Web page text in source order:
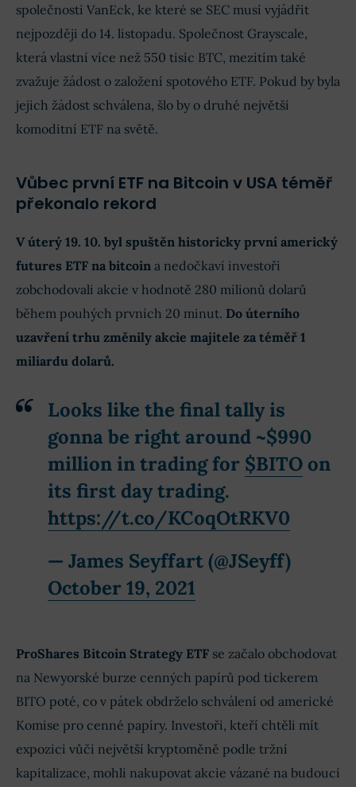
společnosti VanEck, ke které se SEC musí vyjádřit
nejpozději do 14. listopadu. Společnost Grayscale,
která vlastní více než 550 tisíc BTC, mezitím také
zvažuje žádost o založení spotového ETF. Pokud by byla
jejich žádost schválena, šlo by o druhé největší
komoditní ETF na světě.
Vůbec první ETF na Bitcoin v USA téměř
překonalo rekord
V úterý 19. 10. byl spuštěn historicky první americký
futures ETF na bitcoin a nedočkaví investoři
zobchodovali akcie v hodnotě 280 milionů dolarů
během pouhých prvních 20 minut. Do úterního
uzavření trhu změnily akcie majitele za téměř 1
miliardu dolarů.
Looks like the final tally is
gonna be right around ~$990
million in trading for $BITO on
its first day trading.
https://t.co/KCoqOtRKV0
— James Seyffart (@JSeyff)
October 19, 2021
ProShares Bitcoin Strategy ETF se začalo obchodovat
na Newyorské burze cenných papírů pod tickerem
BITO poté, co v pátek obdrželo schválení od americké
Komise pro cenné papíry. Investoři, kteří chtěli mít
expozici vůči největší kryptoměně podle tržní
kapitalizace, mohli nakupovat akcie vázané na budoucí